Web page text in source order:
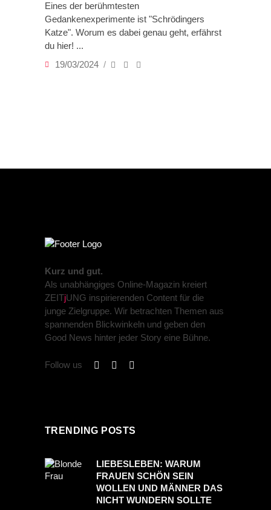
Eines der berühmtesten
Gedankenexperimente ist "Schrödingers
Katze". Worum es dabei genau geht, erfährst
du hier!
19/03/2024
Kurz und gut.
Als unabhängiges Online-Magazin kreiert
ZEITjUNG inspirierenden Content für die
junge Zielgruppe. Wir betrachten Themen aus
spannenden Blickwinkeln und geben den
Good News hinter jeder Story eine Bühne.
Follow us
TRENDING POSTS
LIEBESLEBEN: WARUM
FRAUEN SCHÖN SEIN
WOLLEN UND MÄNNER DAS
NICHT WUNDERN SOLLTE